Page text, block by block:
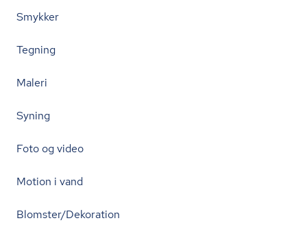
Smykker
Tegning
Maleri
Syning
Foto og video
Motion i vand
Blomster/Dekoration